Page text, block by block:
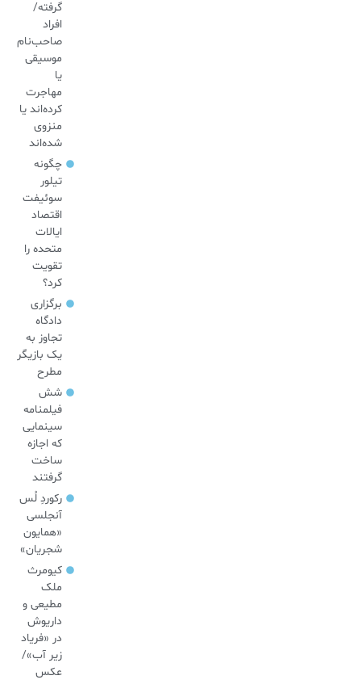
گرفته/
افراد
صاحب‌نام
موسیقی
یا
مهاجرت
کرده‌اند یا
منزوی
شده‌اند
چگونه
تیلور
سوئیفت
اقتصاد
ایالات
متحده را
تقویت
کرد؟
برگزاری
دادگاه
تجاوز به
یک بازیگر
مطرح
شش
فیلمنامه
سینمایی
که اجازه
ساخت
گرفتند
رکوردِ لُس
آنجلسی
«همایون
شجریان»
کیومرث
ملک
مطیعی و
داریوش
در «فریاد
زیر آب»/
عکس